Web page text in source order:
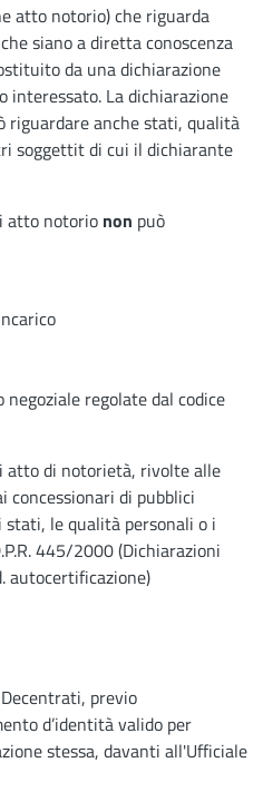
atto notorio) che riguarda
siano a diretta conoscenza
da una dichiarazione
interessato. La dichiarazione
riguardare anche stati, qualità
soggettit di cui il dichiarante
atto notorio non può
regolate dal codice
atto di notorietà, rivolte alle
concessionari di pubblici
le qualità personali o i
445/2000 (Dichiarazioni
autocertificazione)
previo
d’identità valido per
stessa, davanti all'Ufficiale